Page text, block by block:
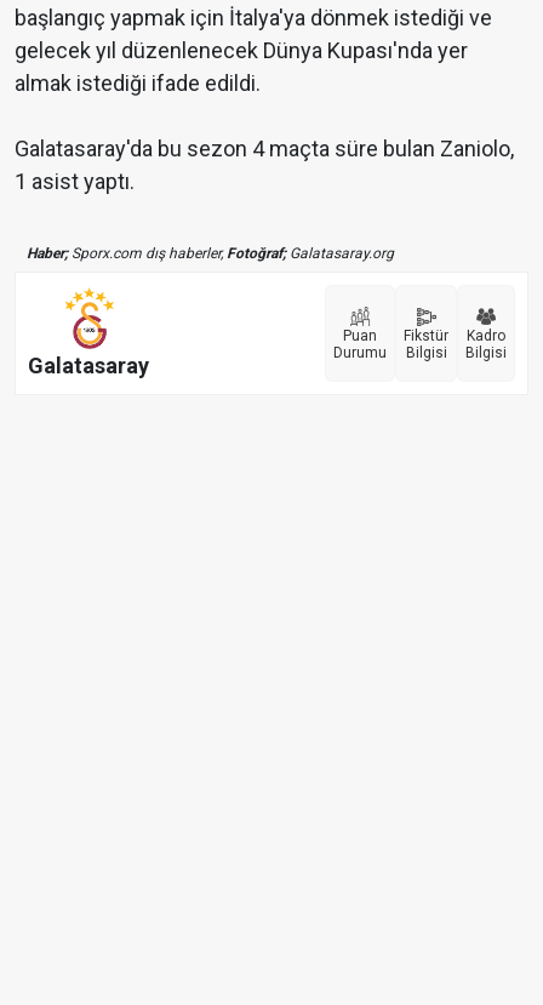
başlangıç yapmak için İtalya'ya dönmek istediği ve
gelecek yıl düzenlenecek Dünya Kupası'nda yer
almak istediği ifade edildi.
Galatasaray'da bu sezon 4 maçta süre bulan Zaniolo,
1 asist yaptı.
Haber;Sporx.com dış haberler,Fotoğraf;Galatasaray.org
Galatasaray
Puan
Durumu
Fikstür
Bilgisi
Kadro
Bilgisi